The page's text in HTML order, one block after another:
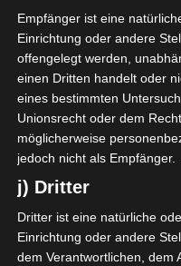
Empfänger ist eine
Einrichtung oder andere
offengelegt werden,
einen Dritten handelt oder
eines bestimmten
Unionsrecht oder dem
möglicherweise
jedoch nicht als Empfänger.
j) Dritter
Dritter ist eine natürliche
Einrichtung oder andere
dem Verantwortlichen, dem